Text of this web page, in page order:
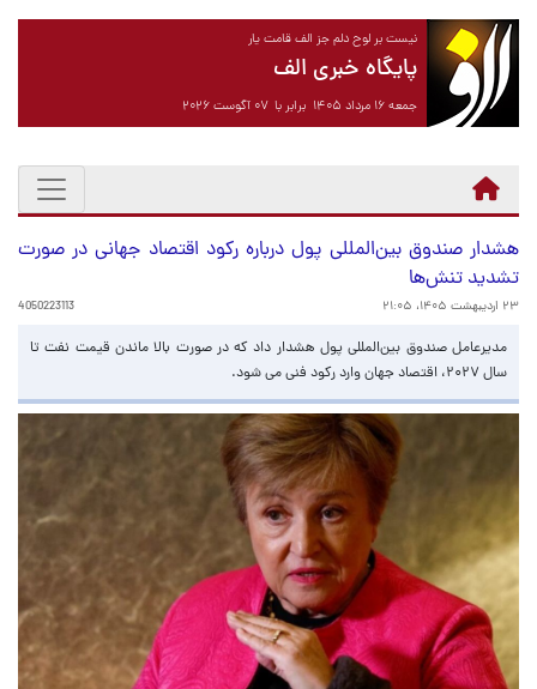
نیست بر لوح دلم جز الف قامت یار
پایگاه خبری الف
جمعه ۱۶ مرداد ۱۴۰۵ برابر با ۰۷ آگوست ۲۰۲۶
هشدار صندوق بین‌المللی پول درباره رکود اقتصاد جهانی در صورت
تشدید تنش‌ها
۲۳ اردیبهشت ۱۴۰۵، ۲۱:۰۵ 4050223113
مدیرعامل صندوق بین‌المللی پول هشدار داد که در صورت بالا ماندن قیمت نفت تا
سال ۲۰۲۷، اقتصاد جهان وارد رکود فنی می شود.